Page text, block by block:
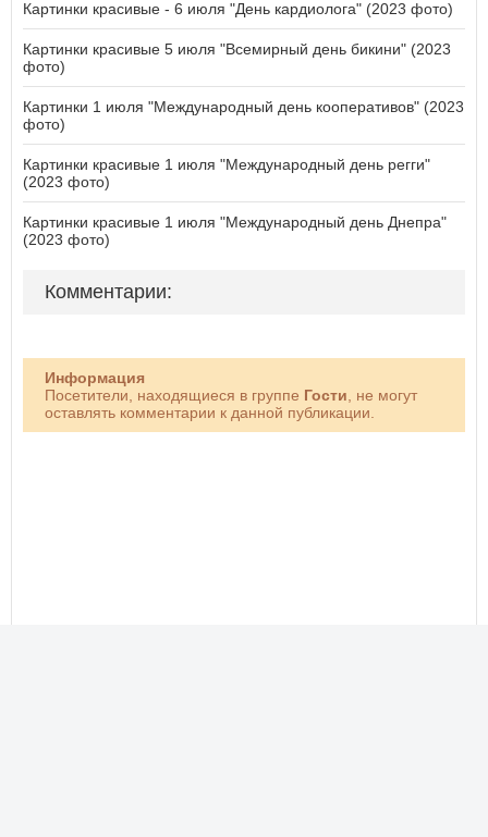
Картинки красивые - 6 июля "День кардиолога" (2023 фото)
Картинки красивые 5 июля "Всемирный день бикини" (2023
фото)
Картинки 1 июля "Международный день кооперативов" (2023
фото)
Картинки красивые 1 июля "Международный день регги"
(2023 фото)
Картинки красивые 1 июля "Международный день Днепра"
(2023 фото)
Комментарии:
Информация
Посетители, находящиеся в группе Гости , не могут
оставлять комментарии к данной публикации.